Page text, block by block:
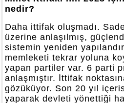
nedir?
Daha ittifak oluşmadı.
üzerine anlaşılmış,
sistemin yeniden
memleketi tekrar yoluna
yapan partiler var. 6 parti
anlaşmıştır. İttifak
gözüküyor. Son 20 yıl
yaparak devleti yönettiği